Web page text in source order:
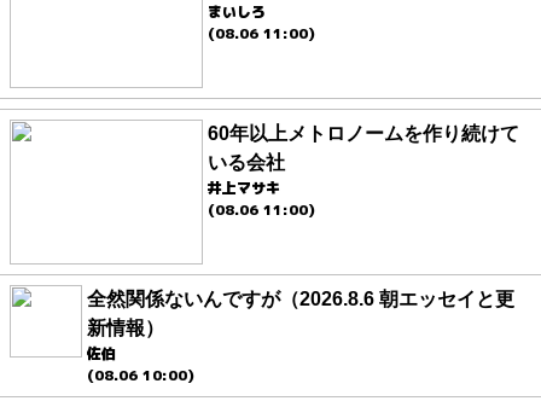
まいしろ
(08.06 11:00)
60年以上メトロノームを作り続けて
いる会社
井上マサキ
(08.06 11:00)
全然関係ないんですが（2026.8.6 朝エッセイと更
新情報）
佐伯
(08.06 10:00)